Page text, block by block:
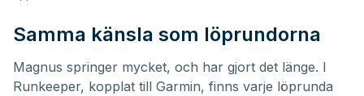
Samma känsla som löprundorna
Magnus springer mycket, och har gjort det länge. I
Runkeeper, kopplat till Garmin, finns varje löprunda